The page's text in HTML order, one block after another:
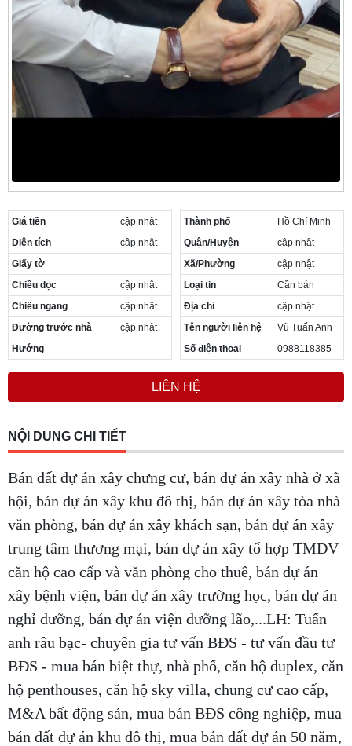
Giá tiền
cập nhật
Diện tích
cập nhật
Giấy tờ
Chiều dọc
cập nhật
Chiều ngang
cập nhật
Đường trước nhà
cập nhật
Hướng
Thành phố
Hồ Chí Minh
Quận/Huyện
cập nhật
Xã/Phường
cập nhật
Loại tin
Cần bán
Địa chỉ
cập nhật
Tên người liên hệ
Vũ Tuấn Anh
Số điện thoại
0988118385
LIÊN HỆ
NỘI DUNG CHI TIẾT
Bán đất dự án xây chưng cư, bán dự án xây nhà ở xã
hội, bán dự án xây khu đô thị, bán dự án xây tòa nhà
văn phòng, bán dự án xây khách sạn, bán dự án xây
trung tâm thương mại, bán dự án xây tổ hợp TMDV
căn hộ cao cấp và văn phòng cho thuê, bán dự án
xây bệnh viện, bán dự án xây trường học, bán dự án
nghỉ dưỡng, bán dự án viện dưỡng lão,...LH: Tuấn
anh râu bạc- chuyên gia tư vấn BĐS - tư vấn đầu tư
BĐS - mua bán biệt thự, nhà phố, căn hộ duplex, căn
hộ penthouses, căn hộ sky villa, chung cư cao cấp,
M&A bất động sản, mua bán BĐS công nghiệp, mua
bán đất dự án khu đô thị, mua bán đất dự án 50 năm,